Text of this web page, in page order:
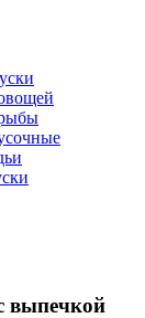
выпечкой